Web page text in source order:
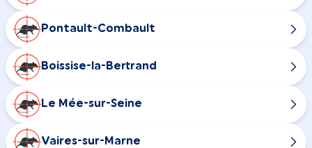
Pontault-Combault
Boissise-la-Bertrand
Le Mée-sur-Seine
Vaires-sur-Marne